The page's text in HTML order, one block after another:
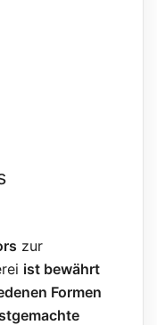
zur
ist bewährt
Formen